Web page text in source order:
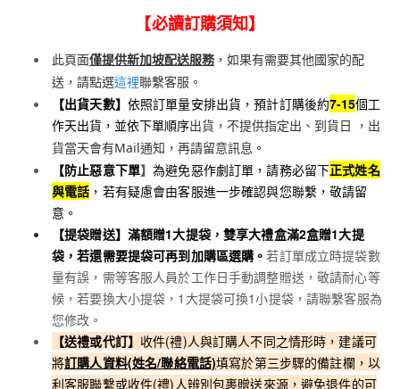
【必讀訂購須知】
此頁面僅提供新加坡配送服務 ，如果有需要其他國家的配
送，請點選這裡聯繫客服。
【出貨天數】 依照訂單量安排出貨，預計訂購後約7-15個工
作天出貨，並依下單順序出貨，不提供指定出、到貨日 ，出
貨當天會有Mail通知，再請留意訊息 。
【防止惡意下單】為避免惡作劇訂單，請務必留下正式姓名
與電話 ，若有疑慮會由客服進一步確認與您聯繫，敬請留
意。
【提袋贈送】 滿額贈1大提袋， 雙享大禮盒滿2盒贈1大提
袋，若還需要提袋可再到加購區選購 。若訂單成立時提袋數
量有誤，需等客服人員於工作日手動調整贈送，敬請耐心等
候，若要換大小提袋，1大提袋可換1小提袋，請聯繫客服為
您修改。
【送禮或代訂】 收件(禮)人與訂購人不同之情形時，建議可
將訂購人資料(姓名/聯絡電話)填寫於第三步驟的備註欄，以
利客服聯繫或收件(禮)人辨別包裹贈送來源，避免退件的可